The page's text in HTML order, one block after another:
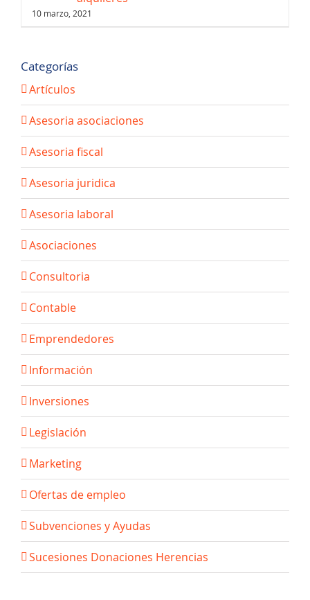
10 marzo, 2021
Categorías
Artículos
Asesoria asociaciones
Asesoria fiscal
Asesoria juridica
Asesoria laboral
Asociaciones
Consultoria
Contable
Emprendedores
Información
Inversiones
Legislación
Marketing
Ofertas de empleo
Subvenciones y Ayudas
Sucesiones Donaciones Herencias